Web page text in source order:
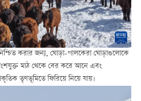
করার জন্য, ঘোড়া-পালকেরা ঘোড়াগুলোকে
মাঠ থেকে বের করে আনে এবং
তৃণভূমিতে ফিরিয়ে নিয়ে যায়।